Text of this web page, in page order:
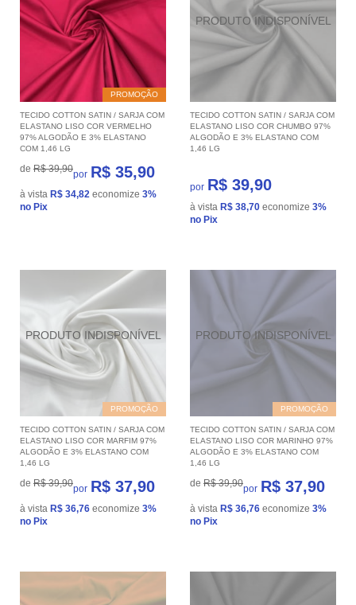
PROMOÇÃO
TECIDO COTTON SATIN / SARJA COM
ELASTANO LISO COR VERMELHO
97% ALGODÃO E 3% ELASTANO
COM 1,46 LG
de R$ 39,90por R$ 35,90
à vista R$ 34,82 economize 3%
no Pix
TECIDO COTTON SATIN / SARJA COM
ELASTANO LISO COR CHUMBO 97%
ALGODÃO E 3% ELASTANO COM
1,46 LG
por R$ 39,90
à vista R$ 38,70 economize 3%
no Pix
PROMOÇÃO
TECIDO COTTON SATIN / SARJA COM
ELASTANO LISO COR MARFIM 97%
ALGODÃO E 3% ELASTANO COM
1,46 LG
de R$ 39,90por R$ 37,90
à vista R$ 36,76 economize 3%
no Pix
PROMOÇÃO
TECIDO COTTON SATIN / SARJA COM
ELASTANO LISO COR MARINHO 97%
ALGODÃO E 3% ELASTANO COM
1,46 LG
de R$ 39,90por R$ 37,90
à vista R$ 36,76 economize 3%
no Pix